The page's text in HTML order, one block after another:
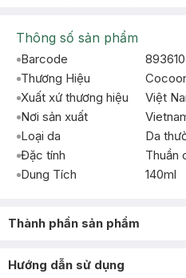
Thông số sản phẩm
Barcode
Thương Hiệu
Xuất xứ thương hiệu
Việt
Nơi sản xuất
Loại da
Da
Đặc tính
Thuần
Dung Tích
140ml
Thành phần sản phẩm
Hướng dẫn sử dụng